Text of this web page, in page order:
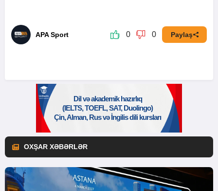
APA Sport 0 0 Paylaş
OXŞAR XƏBƏRLƏR